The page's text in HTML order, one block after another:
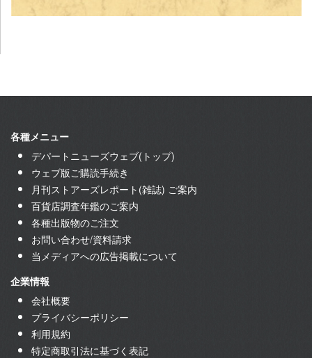
各種メニュー
デパートニューズウェブ(トップ)
ウェブ版ご購読手続き
月刊ストアーズレポート(雑誌) ご案内
百貨店調査年鑑のご案内
各種出版物のご注文
お問い合わせ/資料請求
当メディアへの広告掲載について
企業情報
会社概要
プライバシーポリシー
利用規約
特定商取引法に基づく表記